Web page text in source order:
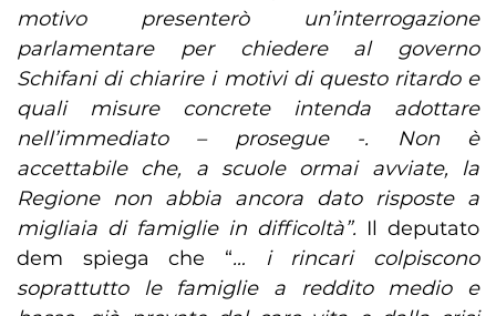
motivo presenterò un’interrogazione
parlamentare per chiedere al governo
Schifani di chiarire i motivi di questo ritardo e
quali misure concrete intenda adottare
nell’immediato – prosegue -. Non è
accettabile che, a scuole ormai avviate, la
Regione non abbia ancora dato risposte a
migliaia di famiglie in difficoltà”. Il deputato
dem spiega che “… i rincari colpiscono
soprattutto le famiglie a reddito medio e